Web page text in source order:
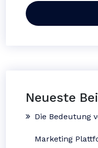
Neueste
Die Bedeutung
Marketing